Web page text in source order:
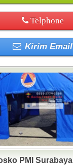
Telphone
Kirim Email
PMI Surabaya